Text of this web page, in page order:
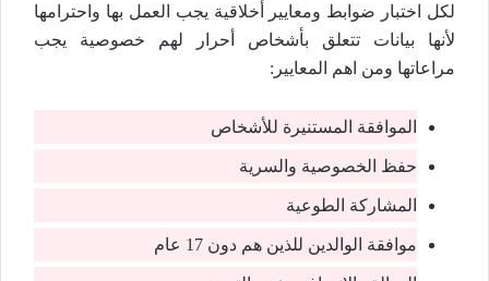
لكل اختبار ضوابط ومعايير أخلاقية يجب العمل بها واحترامها
لأنها بيانات تتعلق بأشخاص أحرار لهم خصوصية يجب
مراعاتها ومن اهم المعايير:
الموافقة المستنيرة للأشخاص
حفظ الخصوصية والسرية
المشاركة الطوعية
موافقة الوالدين للذين هم دون 17 عام